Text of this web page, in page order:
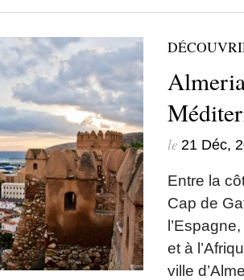
le 21 Déc,
Entre la
Cap de
et à
ville